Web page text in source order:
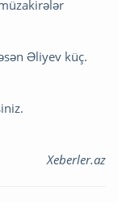
Əliyev küç.
Xeberler.az